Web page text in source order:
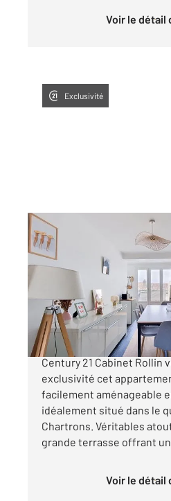
Voir le détail
Exclusivité
BORDEAUX 33
62 m
Ref : 26657
Appartement T3 à
299 000
BORDEAUX CHARTRONS -
Century 21 Cabinet Rollin
exclusivité cet
facilement aménageable
idéalement situé dans le
Chartrons. Véritables
grande terrasse offrant
Voir le détail